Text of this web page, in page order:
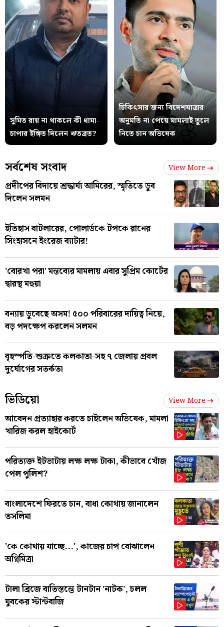
সুমিত রায় না থাকলে কী ধামা-
চাপার ইঙ্গিত দিলেন ঋতব্রত?
চিকিৎসার জন্য বিদেশযাত্রার
অনুমতি না পেয়ে মামলাই তুলে
নিতে চান অভিষেক
সর্বশেষ সংবাদ View More
প্রদীপের বিদায়ে শ্রদ্ধার্ঘ্য আমিরের, স্মৃতিতে ডুব
দিলেন সলমন
ইতিহাস বাটলারের, পোলার্ডকে টপকে রানের
সিংহাসনে ইংরেজ ব্যাটার!
'বোরখা পরা' মন্তব্যের মামলায় এবার সুপ্রিম কোর্টের
দ্বারস্থ মহুয়া
বন্যায় ডুবেছে অসম! ৫০০ পরিবারের দায়িত্ব নিয়ে,
বড় পদক্ষেপ করলেন সলমন
বৃহস্পতি-শুক্রতে কলকাতা-সহ ৭ জেলায় প্রবল
দুর্যোগের সতর্কতা
ভিডিয়ো View More
আবেদন প্রত্যাহার করতে চাইলেন অভিষেক, মামলা
খারিজ করল হাইকোর্ট
পরিত্যক্ত ইটভাটায় লক্ষ লক্ষ টাকা, কীভাবে খোঁজ
পেল পুলিশ?
বাংলাদেশে ফিরতে চান, বাধা কোথায় জানালেন
তসলিমা
'কে কোথায় যাচ্ছে...', কাজের চাপ বোঝালেন
অগ্নিমিত্রা
টালা ব্রিজে বাতিস্তম্ভে টানটান 'নাটক', চলল
যুবকের স্টান্টবাজি